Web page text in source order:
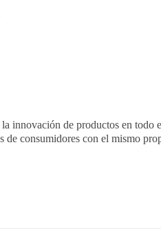
innovación de productos en
consumidores con el mismo